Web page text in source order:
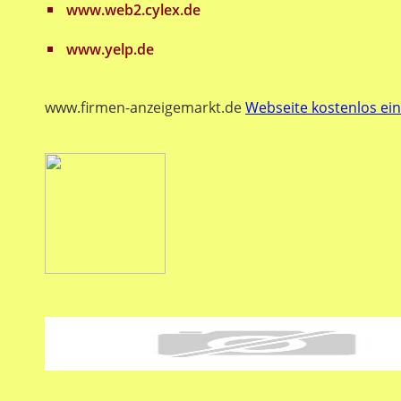
www.web2.cylex.de
www.yelp.de
www.firmen-anzeigemarkt.deWebseite kostenlos